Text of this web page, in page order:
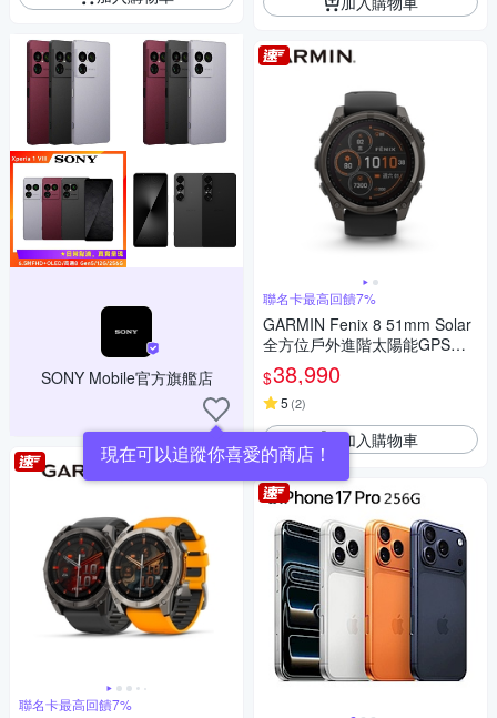
SONY Mobile官方旗艦店
現在可以追蹤你喜愛的商店！
聯名卡最高回饋7%
聯名卡最高回饋7%
GARMIN Fenix 8 51mm Solar
全方位戶外進階太陽能GPS智
慧腕錶
$38,990
5 (2)
加入購物車